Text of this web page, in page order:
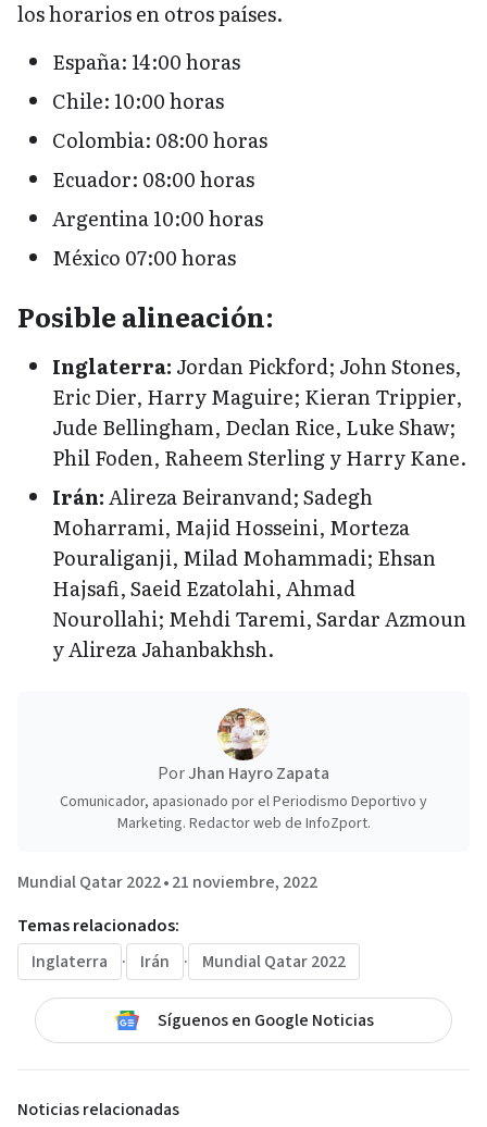
los horarios en otros países.
España: 14:00 horas
Chile: 10:00 horas
Colombia: 08:00 horas
Ecuador: 08:00 horas
Argentina 10:00 horas
México 07:00 horas
Posible alineación:
Inglaterra: Jordan Pickford; John Stones,
Eric Dier, Harry Maguire; Kieran Trippier,
Jude Bellingham, Declan Rice, Luke Shaw;
Phil Foden, Raheem Sterling y Harry Kane.
Irán:Alireza Beiranvand; Sadegh
Moharrami, Majid Hosseini, Morteza
Pouraliganji, Milad Mohammadi; Ehsan
Hajsafi, Saeid Ezatolahi, Ahmad
Nourollahi; Mehdi Taremi, Sardar Azmoun
y Alireza Jahanbakhsh.
PorJhan Hayro Zapata
Comunicador, apasionado por el Periodismo Deportivo y
Marketing. Redactor web de InfoZport.
Mundial Qatar 2022•21 noviembre, 2022
Temas relacionados:
Inglaterra
· Irán · Mundial Qatar 2022
Síguenos en Google Noticias
Noticias relacionadas